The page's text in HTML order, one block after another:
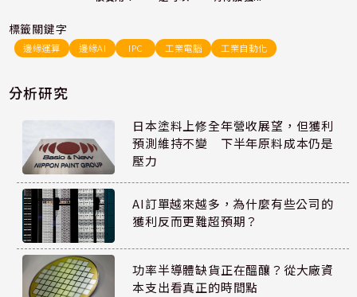
標籤關鍵字
邊緣運算 邊緣AI IPC 工業電腦 工業自動化
分析研究
日本塗料上修全年營收展望，但獲利
預測維持不變 下半年原料成本仍是
壓力
AI訂單越來越多，為什麼有些公司的
獲利反而更難超預期？
功率半導體缺貨正在醞釀？從大廠資
本支出看真正的時間點